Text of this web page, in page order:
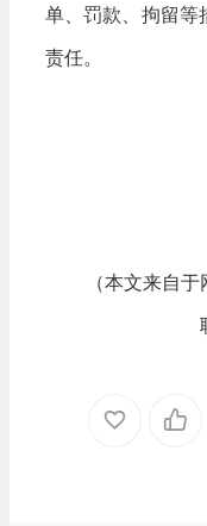
单、罚款、拘留等
责任。
（本文来自